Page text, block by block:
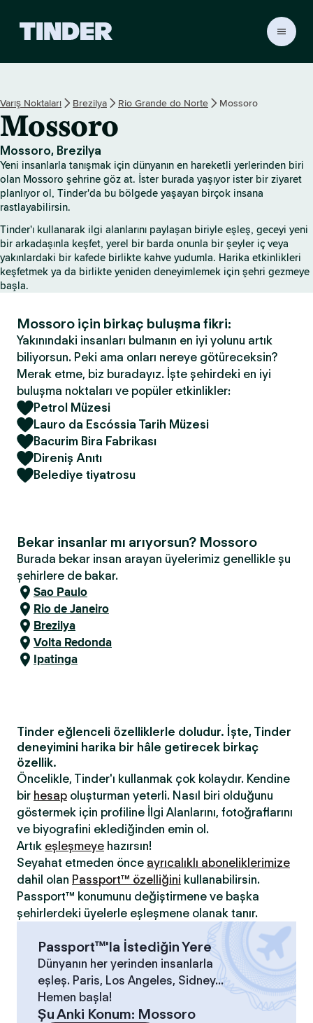
r
n
S
a
y
Varış Noktaları Brezilya Rio Grande do Norte Mossoro
Mossoro
Mossoro, Brezilya
Yeni insanlarla tanışmak için dünyanın en hareketli yerlerinden biri
olan Mossoro şehrine göz at. İster burada yaşıyor ister bir ziyaret
planlıyor ol, Tinder'da bu bölgede yaşayan birçok insana
rastlayabilirsin.
Tinder'ı kullanarak ilgi alanlarını paylaşan biriyle eşleş, geceyi yeni
bir arkadaşınla keşfet, yerel bir barda onunla bir şeyler iç veya
yakınlardaki bir kafede birlikte kahve yudumla. Harika etkinlikleri
keşfetmek ya da birlikte yeniden deneyimlemek için şehri gezmeye
başla.
Mossoro için birkaç buluşma fikri:
Yakınındaki insanları bulmanın en iyi yolunu artık
biliyorsun. Peki ama onları nereye götüreceksin?
Merak etme, biz buradayız. İşte şehirdeki en iyi
buluşma noktaları ve popüler etkinlikler:
Petrol Müzesi
Lauro da Escóssia Tarih Müzesi
Bacurim Bira Fabrikası
Direniş Anıtı
Belediye tiyatrosu
Bekar insanlar mı arıyorsun? Mossoro
Burada bekar insan arayan üyelerimiz genellikle şu
şehirlere de bakar.
Sao Paulo
Rio de Janeiro
Brezilya
Volta Redonda
Ipatinga
Tinder eğlenceli özelliklerle doludur. İşte, Tinder
deneyimini harika bir hâle getirecek birkaç
özellik.
Öncelikle, Tinder'ı kullanmak çok kolaydır. Kendine
bir hesap oluşturman yeterli. Nasıl biri olduğunu
göstermek için profiline İlgi Alanlarını, fotoğraflarını
ve biyografini eklediğinden emin ol.
Artık eşleşmeye hazırsın!
Seyahat etmeden önce ayrıcalıklı aboneliklerimize
dahil olan Passport™ özelliğini kullanabilirsin.
Passport™ konumunu değiştirmene ve başka
şehirlerdeki üyelerle eşleşmene olanak tanır.
Passport™'la İstediğin Yere
Dünyanın her yerinden insanlarla
eşleş. Paris, Los Angeles, Sidney...
Hemen başla!
Şu Anki Konum: Mossoro